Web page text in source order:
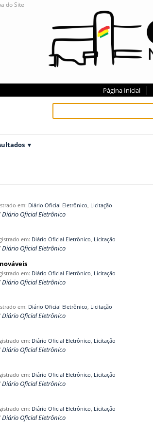
do Site
Página Inicial
em: Diário Oficial Eletrônico, Licitação
Diário Oficial Eletrônico
em: Diário Oficial Eletrônico Licitação
Diário Oficial Eletrônico
em: Diário Oficial Eletrônico Licitação
Diário Oficial Eletrônico
em: Diário Oficial Eletrônico, Licitação
Diário Oficial Eletrônico
em: Diário Oficial Eletrônico, Licitação
Diário Oficial Eletrônico
em: Diário Oficial Eletrônico, Licitação
Diário Oficial Eletrônico
em: Diário Oficial Eletrônico Licitação
Diário Oficial Eletrônico